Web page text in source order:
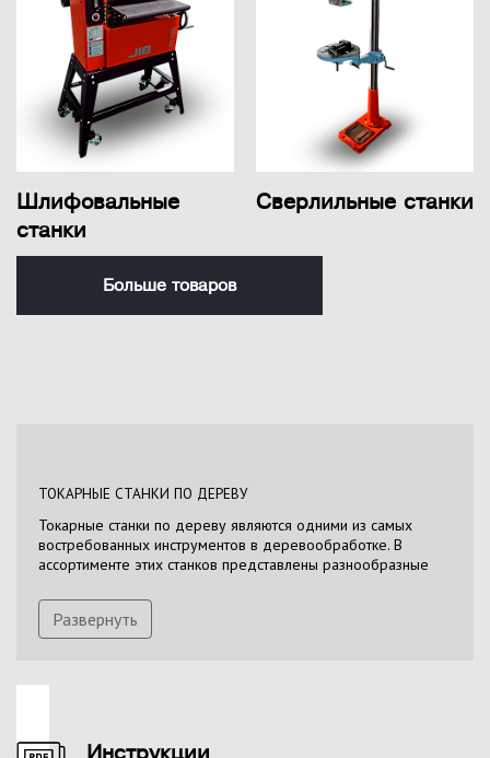
Шлифовальные
станки
Сверлильные станки
Больше товаров
ТОКАРНЫЕ СТАНКИ ПО ДЕРЕВУ
Токарные станки по дереву являются одними из самых
востребованных инструментов в деревообработке. В
ассортименте этих станков представлены разнообразные
конструктивными особенностями. Эти устройства
предназначены для выполнения токарных операций с
древесиной, включая использование различных режущих
специализированных приспособлений. Размер и мощность
мебельные производства или багетные мастерские.
Развернуть
Инструкции